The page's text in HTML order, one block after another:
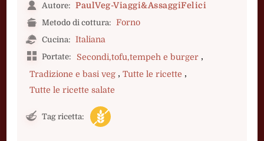
Autore: PaulVeg-Viaggi&AssaggiFelici
Metodo di cottura: Forno
Cucina: Italiana
Portate: Secondi,tofu,tempeh e burger ,
Tradizione e basi veg , Tutte le ricette ,
Tutte le ricette salate
Tag ricetta: